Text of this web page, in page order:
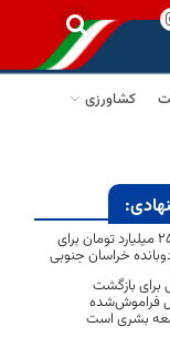
کشاورزی
اختصاص 2500 میلیارد تومان برای
خراسان جنوبی
برای بازگشت
فراموش‌شده
بشری است